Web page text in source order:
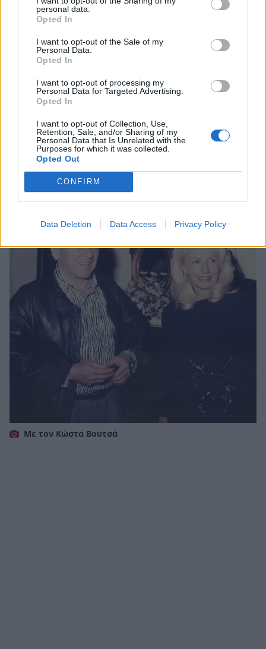
personal data.
Opted In
I want to opt-out of the Sale of my
Personal Data.
Opted In
I want to opt-out of processing my
Personal Data for Targeted Advertising.
Opted In
I want to opt-out of Collection, Use,
Retention, Sale, and/or Sharing of my
Personal Data that Is Unrelated with the
Purposes for which it was collected.
Opted Out
CONFIRM
Data Deletion Data Access Privacy Policy
Με την Κάτια Δανδουλάκη
Με τον Κώστα Βουτσά